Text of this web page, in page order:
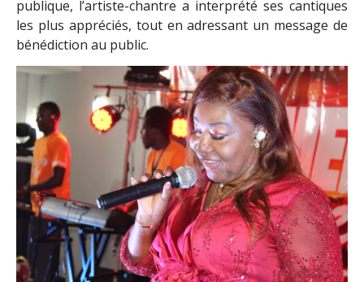
publique, l’artiste-chantre a interprété ses cantiques
les plus appréciés, tout en adressant un message de
bénédiction au public.